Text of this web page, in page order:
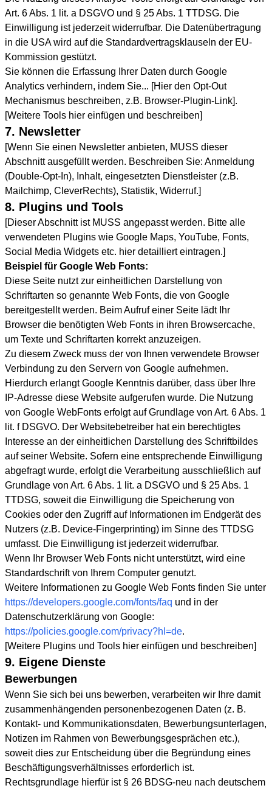
Art. 6 Abs. 1 lit. a DSGVO und § 25 Abs. 1 TTDSG. Die
Einwilligung ist jederzeit widerrufbar. Die Datenübertragung
in die USA wird auf die Standardvertragsklauseln der EU-
Kommission gestützt.
Sie können die Erfassung Ihrer Daten durch Google
Analytics verhindern, indem Sie... [Hier den Opt-Out
Mechanismus beschreiben, z.B. Browser-Plugin-Link].
[Weitere Tools hier einfügen und beschreiben]
7. Newsletter
[Wenn Sie einen Newsletter anbieten, MUSS dieser
Abschnitt ausgefüllt werden. Beschreiben Sie: Anmeldung
(Double-Opt-In), Inhalt, eingesetzten Dienstleister (z.B.
Mailchimp, CleverRechts), Statistik, Widerruf.]
8. Plugins und Tools
[Dieser Abschnitt ist MUSS angepasst werden. Bitte alle
verwendeten Plugins wie Google Maps, YouTube, Fonts,
Social Media Widgets etc. hier detailliert eintragen.]
Beispiel für Google Web Fonts:
Diese Seite nutzt zur einheitlichen Darstellung von
Schriftarten so genannte Web Fonts, die von Google
bereitgestellt werden. Beim Aufruf einer Seite lädt Ihr
Browser die benötigten Web Fonts in ihren Browsercache,
um Texte und Schriftarten korrekt anzuzeigen.
Zu diesem Zweck muss der von Ihnen verwendete Browser
Verbindung zu den Servern von Google aufnehmen.
Hierdurch erlangt Google Kenntnis darüber, dass über Ihre
IP-Adresse diese Website aufgerufen wurde. Die Nutzung
von Google WebFonts erfolgt auf Grundlage von Art. 6 Abs. 1
lit. f DSGVO. Der Websitebetreiber hat ein berechtigtes
Interesse an der einheitlichen Darstellung des Schriftbildes
auf seiner Website. Sofern eine entsprechende Einwilligung
abgefragt wurde, erfolgt die Verarbeitung ausschließlich auf
Grundlage von Art. 6 Abs. 1 lit. a DSGVO und § 25 Abs. 1
TTDSG, soweit die Einwilligung die Speicherung von
Cookies oder den Zugriff auf Informationen im Endgerät des
Nutzers (z.B. Device-Fingerprinting) im Sinne des TTDSG
umfasst. Die Einwilligung ist jederzeit widerrufbar.
Wenn Ihr Browser Web Fonts nicht unterstützt, wird eine
Standardschrift von Ihrem Computer genutzt.
Weitere Informationen zu Google Web Fonts finden Sie unter
https://developers.google.com/fonts/faq und in der
Datenschutzerklärung von Google:
https://policies.google.com/privacy?hl=de.
[Weitere Plugins und Tools hier einfügen und beschreiben]
9. Eigene Dienste
Bewerbungen
Wenn Sie sich bei uns bewerben, verarbeiten wir Ihre damit
zusammenhängenden personenbezogenen Daten (z. B.
Kontakt- und Kommunikationsdaten, Bewerbungsunterlagen,
Notizen im Rahmen von Bewerbungsgesprächen etc.),
soweit dies zur Entscheidung über die Begründung eines
Beschäftigungsverhältnisses erforderlich ist.
Rechtsgrundlage hierfür ist § 26 BDSG-neu nach deutschem